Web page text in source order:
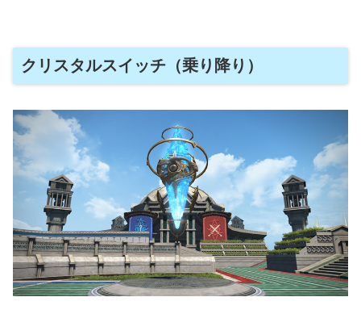
クリスタルスイッチ（乗り降り）